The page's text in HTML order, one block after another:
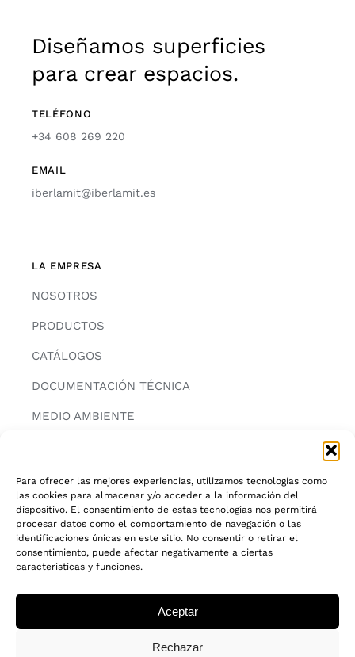
Para ofrecer las mejores experiencias, utilizamos tecnologías como
las cookies para almacenar y/o acceder a la información del
dispositivo. El consentimiento de estas tecnologías nos permitirá
procesar datos como el comportamiento de navegación o las
identificaciones únicas en este sitio. No consentir o retirar el
consentimiento, puede afectar negativamente a ciertas
características y funciones.
Aceptar
Rechazar
Diseñamos superficies
para crear espacios.
TELÉFONO
+34 608 269 220
EMAIL
iberlamit@iberlamit.es
LA EMPRESA
NOSOTROS
PRODUCTOS
CATÁLOGOS
DOCUMENTACIÓN TÉCNICA
MEDIO AMBIENTE
INFORMACIÓN
AVISO LEGAL
POLITICA DE PRIVACIDAD
CADENA DE CUSTODIA FSC®